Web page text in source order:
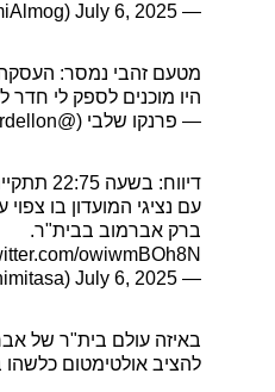
— Hemi Almog (@HemiAlmog)
July 6, 2025
מטעם זהבי נמסר:
היו מוכנים לספק לי חדר
— פרנקו שלבי (@Herrdellon)
דיווח:
עם נציגי המועדון בו
ברק אברמוב בבית"ר.
owiwmBOh8N
— zeShimitas (@shimitasa)
July 6, 2025
באיזה עולם בית"ר של
להציב אולטימטום כלשהו